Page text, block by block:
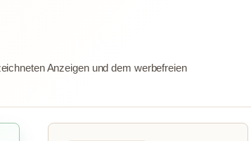
Anzeigen und dem werbefreien